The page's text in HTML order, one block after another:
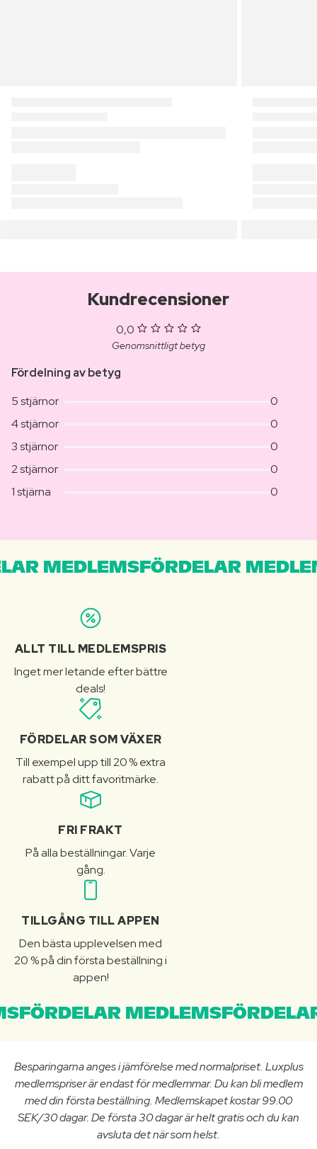
Kundrecensioner
0,0
Genomsnittligt betyg
Fördelning av betyg
5 stjärnor
0
4 stjärnor
0
3 stjärnor
0
2 stjärnor
0
1 stjärna
0
MEDLEMSFÖRDELAR
ALLT TILL MEDLEMSPRIS
Inget mer letande efter bättre
deals!
FÖRDELAR SOM VÄXER
Till exempel upp till 20 % extra
rabatt på ditt favoritmärke.
FRI FRAKT
På alla beställningar. Varje
gång.
TILLGÅNG TILL APPEN
Den bästa upplevelsen med
20 % på din första beställning i
appen!
Besparingarna anges i jämförelse med normalpriset. Luxplus
medlemspriser är endast för medlemmar. Du kan bli medlem
med din första beställning. Medlemskapet kostar 99.00
SEK/30 dagar. De första 30 dagar är helt gratis och du kan
avsluta det när som helst.